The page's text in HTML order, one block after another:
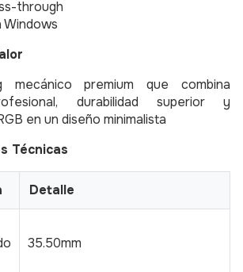
through
Windows
mecánico premium que combina
durabilidad superior y
en un diseño minimalista
Técnicas
Detalle
35.50mm